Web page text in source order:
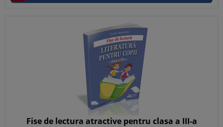
Fise de lectura atractive pentru clasa a III-a